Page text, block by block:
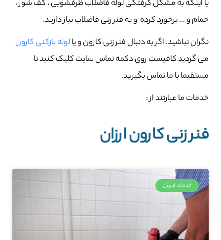
یا اینکه به مشکل گرفتگی لوله فاضلاب ظرفشویی ، کف شور ،
حمام و … برخورد کرده و به فنر زنی فاضلاب نیاز دارید.
نگران نباشید. اگر به دنبال فنر زنی کارون و یالوله بازکنی کارون
می گردید کافیست روی دکمه تماس سایت کلیک کنید تا
مستقیما با ما تماس بگیرید.
خدمات ما عبارتند از :
فنر زنی کارون ارزان
خدمات فنرزن